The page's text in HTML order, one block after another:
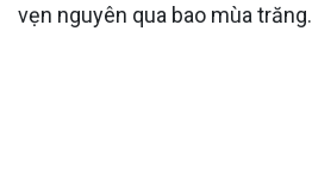
vẹn nguyên qua bao mùa trăng.